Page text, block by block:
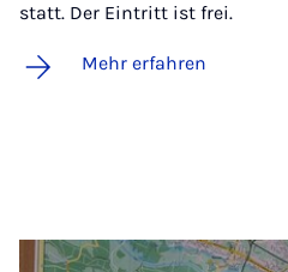
statt. Der Eintritt ist frei.
Mehr erfahren